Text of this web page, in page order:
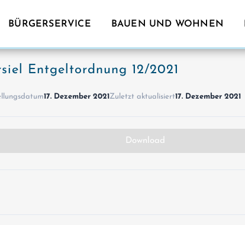
BÜRGERSERVICE BAUEN UND WOHNEN
Entgeltordnung 12/2021
17. Dezember 2021Zuletzt aktualisiert17. Dezember 2021
Download